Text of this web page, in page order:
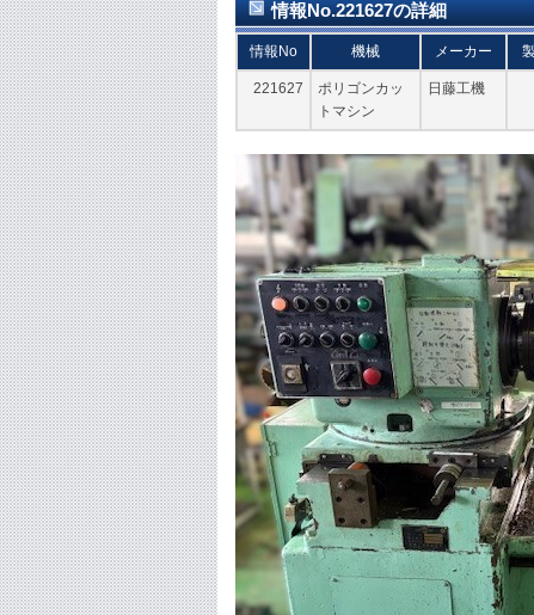
情報No.221627の詳細
情報No 機械 メーカー
221627
ポリゴンカッ
トマシン
日藤工機